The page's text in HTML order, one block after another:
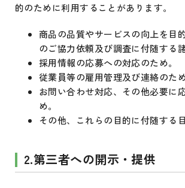
的のために利用することがあります。
商品の品質やサービスの向上を目
のご協力依頼及び調査に付随する
採用情報の応募への対応のため。
従業員等の雇用管理及び連絡のため
お問い合わせ対応、その他必要に
め。
その他、これらの目的に付随する
2.第三者への開示・提供